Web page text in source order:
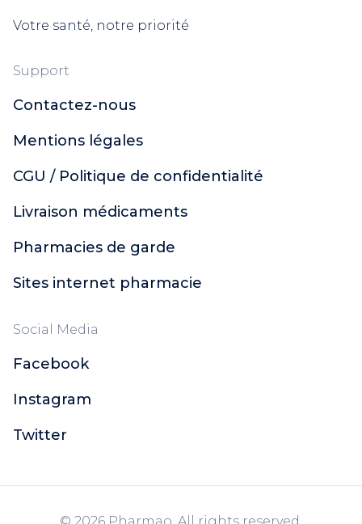
Votre santé, notre priorité
Support
Contactez-nous
Mentions légales
CGU / Politique de confidentialité
Livraison médicaments
Pharmacies de garde
Sites internet pharmacie
Social Media
Facebook
Instagram
Twitter